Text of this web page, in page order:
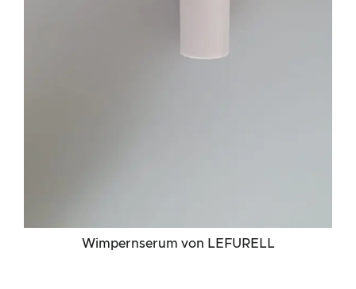
Wimpernserum von LEFURELL